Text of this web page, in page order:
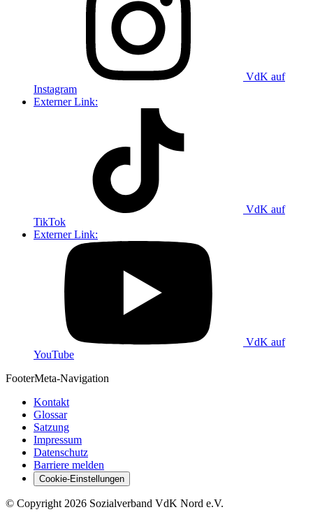
VdK auf
Instagram
Externer Link:
VdK auf
TikTok
Externer Link:
VdK auf
YouTube
FooterMeta-Navigation
Kontakt
Glossar
Satzung
Impressum
Datenschutz
Barriere melden
Cookie-Einstellungen
© Copyright 2026 Sozialverband VdK Nord e.V.